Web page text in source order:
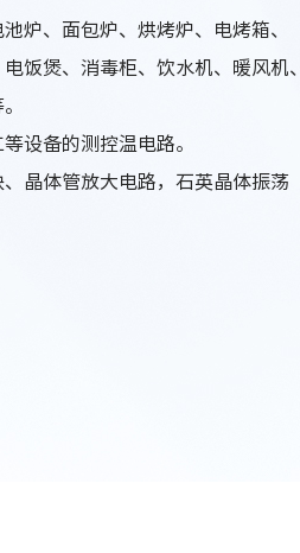
炉、面包炉、烘烤炉、电烤箱、
饭煲、消毒柜、饮水机、暖风机、
设备的测控温电路。
晶体管放大电路，石英晶体振荡